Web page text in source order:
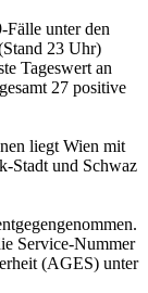
unter den
23 Uhr)
Tageswert an
27 positive
liegt Wien mit
Stadt und Schwaz
Service-Nummer
(AGES) unter